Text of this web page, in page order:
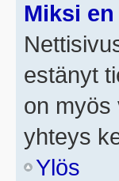
Miksi
estänyt
on myös
yhteys
Ylös